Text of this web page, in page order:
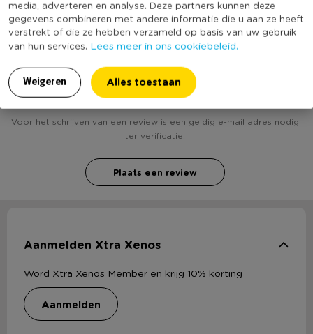
media, adverteren en analyse. Deze partners kunnen deze
gegevens combineren met andere informatie die u aan ze heeft
verstrekt of die ze hebben verzameld op basis van uw gebruik
van hun services. Lees meer in ons cookiebeleid.
Weigeren Alles toestaan
bekend
Heb jij Whiteboard XXL? Schrijf een review!
Voor het schrijven van een review is een geldig e-mail adres nodig
ter verificatie.
Plaats een review
Aanmelden Xtra Xenos
Word Xtra Xenos Member en krijg 10% korting
aanmelden